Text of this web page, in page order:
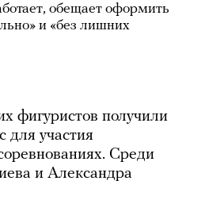
обещает оформить
и «без лишних
фигуристов получили
для участия
Среди
и Александра